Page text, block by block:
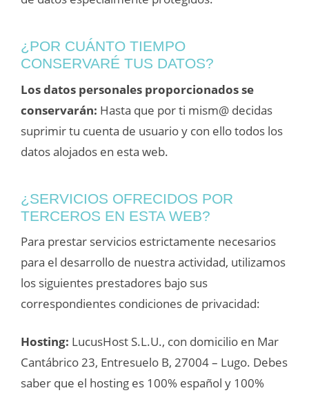
¿POR CUÁNTO TIEMPO
CONSERVARÉ TUS DATOS?
Los datos personales proporcionados se
conservarán: Hasta que por ti mism@ decidas
suprimir tu cuenta de usuario y con ello todos los
datos alojados en esta web.
¿SERVICIOS OFRECIDOS POR
TERCEROS EN ESTA WEB?
Para prestar servicios estrictamente necesarios
para el desarrollo de nuestra actividad, utilizamos
los siguientes prestadores bajo sus
correspondientes condiciones de privacidad:
Hosting: LucusHost S.L.U., con domicilio en Mar
Cantábrico 23, Entresuelo B, 27004 – Lugo. Debes
saber que el hosting es 100% español y 100%